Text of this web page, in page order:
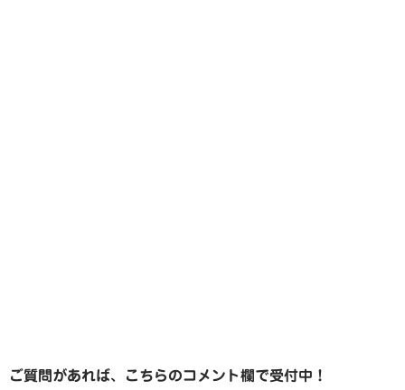
ご質問があれば、こちらのコメント欄で受付中！